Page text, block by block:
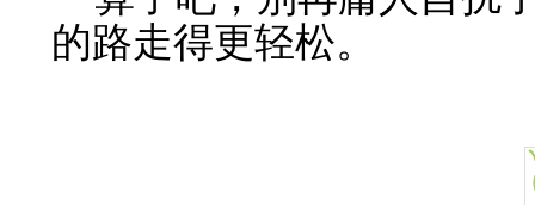
的路走得更轻松。